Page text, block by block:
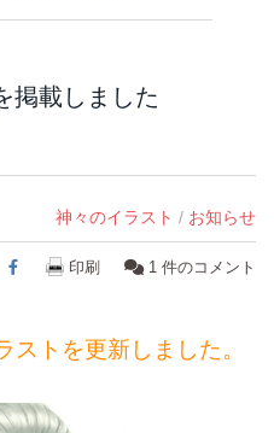
掲載しました
神々のイラスト / お知らせ
Facebook
印刷 1 件のコメント
トを更新しました。